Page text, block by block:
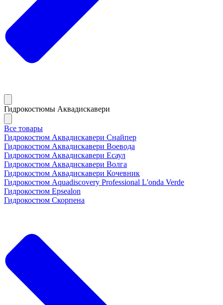
Гидрокостюмы Аквадискавери
Все товары
Гидрокостюм Аквадискавери Снайпер
Гидрокостюм Аквадискавери Воевода
Гидрокостюм Аквадискавери Есаул
Гидрокостюм Аквадискавери Волга
Гидрокостюм Аквадискавери Кочевник
Гидрокостюм Aquadiscovery Professional L'onda Verde
Гидрокостюм Epsealon
Гидрокостюм Скорпена